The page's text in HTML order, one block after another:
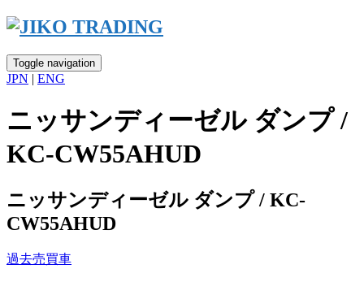
Skip
content
Toggle navigation
JPN | ENG
ニッサンディーゼル ダンプ /
KC-CW55AHUD
ニッサンディーゼル ダンプ / KC-
CW55AHUD
過去売買車